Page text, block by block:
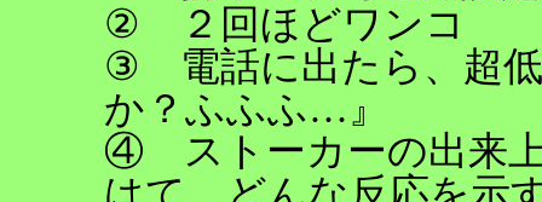
② ２回ほどワンコ
③ 電話に出たら、超低
か？ふふふ…』
④ ストーカーの出来